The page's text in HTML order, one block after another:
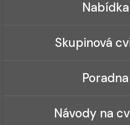
Nabídka
Skupinová
Poradna
Návody na